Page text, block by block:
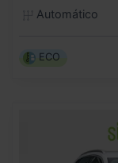
Automático
ECO